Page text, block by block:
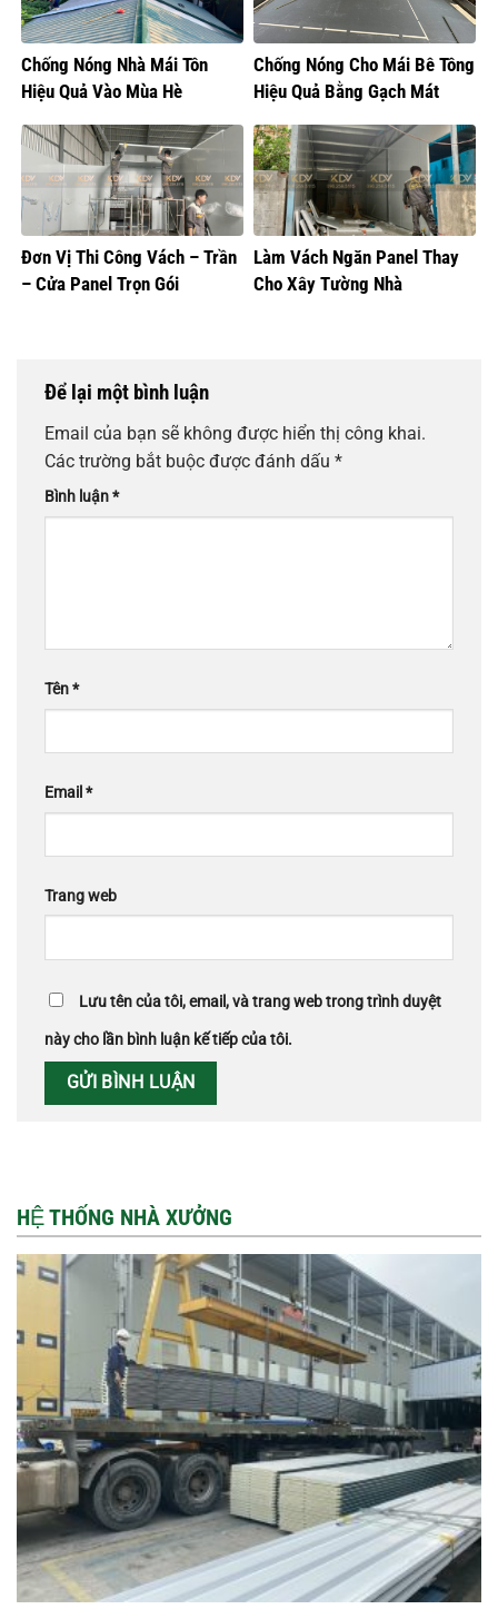
Chống Nóng Nhà Mái Tôn
Hiệu Quả Vào Mùa Hè
Chống Nóng Cho Mái Bê Tông
Hiệu Quả Bằng Gạch Mát
Đơn Vị Thi Công Vách – Trần
– Cửa Panel Trọn Gói
Làm Vách Ngăn Panel Thay
Cho Xây Tường Nhà
Để lại một bình luận
Email của bạn sẽ không được hiển thị công khai.
Các trường bắt buộc được đánh dấu *
Bình luận*
Tên*
Email *
Trang web
Lưu tên của tôi, email, và trang web trong trình duyệt
này cho lần bình luận kế tiếp của tôi.
HỆ THỐNG NHÀ XƯỞNG